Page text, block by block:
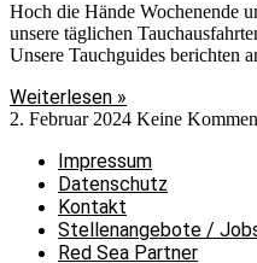
Hoch die Hände Wochenende
unsere täglichen
Unsere Tauchguides berichten
Weiterlesen »
2. Februar 2024 Keine
Impressum
Datenschutz
Kontakt
Stellenangebote /
Red Sea Partner